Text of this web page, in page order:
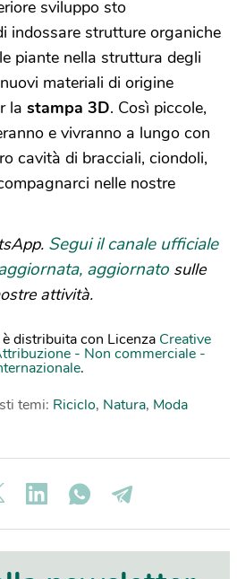
sviluppo sto
indossare strutture organiche
piante nella struttura degli
materiali di origine
la stampa 3D. Così piccole,
e vivranno a lungo con
cavità di bracciali, ciondoli,
nelle nostre
Segui il canale ufficiale
aggiornato sulle
attività.
distribuita con Licenza Creative
- Non commerciale -
.
temi: Riciclo, Natura, Moda